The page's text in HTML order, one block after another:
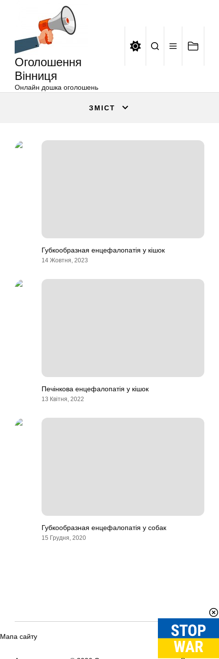
Оголошення
Вінниця
Онлайн дошка оголошень
ЗМІСТ
Губкообразная енцефалопатія у кішок
14 Жовтня, 2023
Печінкова енцефалопатія у кішок
13 Квітня, 2022
Губкообразная енцефалопатія у собак
15 Грудня, 2020
Мапа сайту